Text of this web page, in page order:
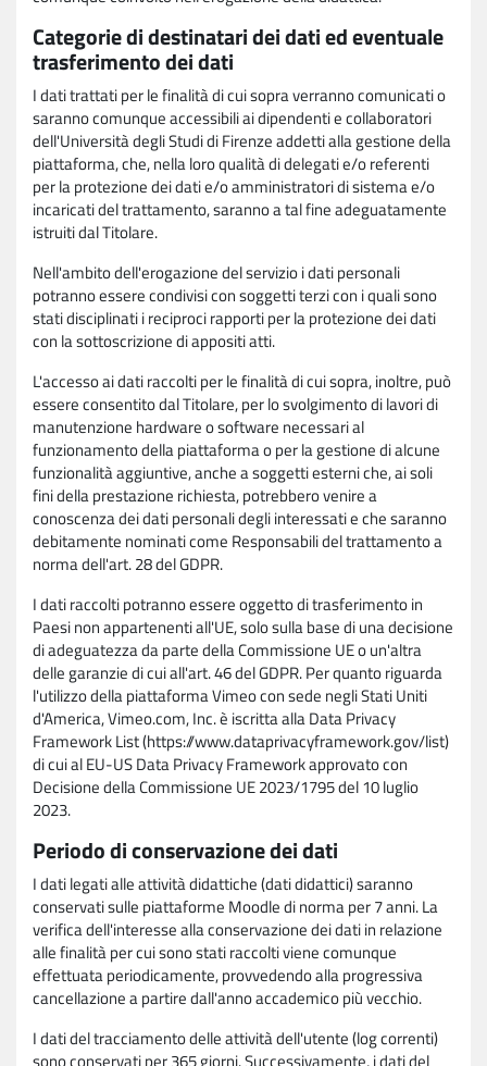
Categorie di destinatari dei dati ed eventuale
trasferimento dei dati
I dati trattati per le finalità di cui sopra verranno comunicati o
saranno comunque accessibili ai dipendenti e collaboratori
dell'Università degli Studi di Firenze addetti alla gestione della
piattaforma, che, nella loro qualità di delegati e/o referenti
per la protezione dei dati e/o amministratori di sistema e/o
incaricati del trattamento, saranno a tal fine adeguatamente
istruiti dal Titolare.
Nell'ambito dell'erogazione del servizio i dati personali
potranno essere condivisi con soggetti terzi con i quali sono
stati disciplinati i reciproci rapporti per la protezione dei dati
con la sottoscrizione di appositi atti.
L'accesso ai dati raccolti per le finalità di cui sopra, inoltre, può
essere consentito dal Titolare, per lo svolgimento di lavori di
manutenzione hardware o software necessari al
funzionamento della piattaforma o per la gestione di alcune
funzionalità aggiuntive, anche a soggetti esterni che, ai soli
fini della prestazione richiesta, potrebbero venire a
conoscenza dei dati personali degli interessati e che saranno
debitamente nominati come Responsabili del trattamento a
norma dell'art. 28 del GDPR.
I dati raccolti potranno essere oggetto di trasferimento in
Paesi non appartenenti all'UE, solo sulla base di una decisione
di adeguatezza da parte della Commissione UE o un'altra
delle garanzie di cui all'art. 46 del GDPR. Per quanto riguarda
l'utilizzo della piattaforma Vimeo con sede negli Stati Uniti
d'America, Vimeo.com, Inc. è iscritta alla Data Privacy
Framework List (https://www.dataprivacyframework.gov/list)
di cui al EU-US Data Privacy Framework approvato con
Decisione della Commissione UE 2023/1795 del 10 luglio
2023.
Periodo di conservazione dei dati
I dati legati alle attività didattiche (dati didattici) saranno
conservati sulle piattaforme Moodle di norma per 7 anni. La
verifica dell'interesse alla conservazione dei dati in relazione
alle finalità per cui sono stati raccolti viene comunque
effettuata periodicamente, provvedendo alla progressiva
cancellazione a partire dall'anno accademico più vecchio.
I dati del tracciamento delle attività dell'utente (log correnti)
sono conservati per 365 giorni. Successivamente, i dati del